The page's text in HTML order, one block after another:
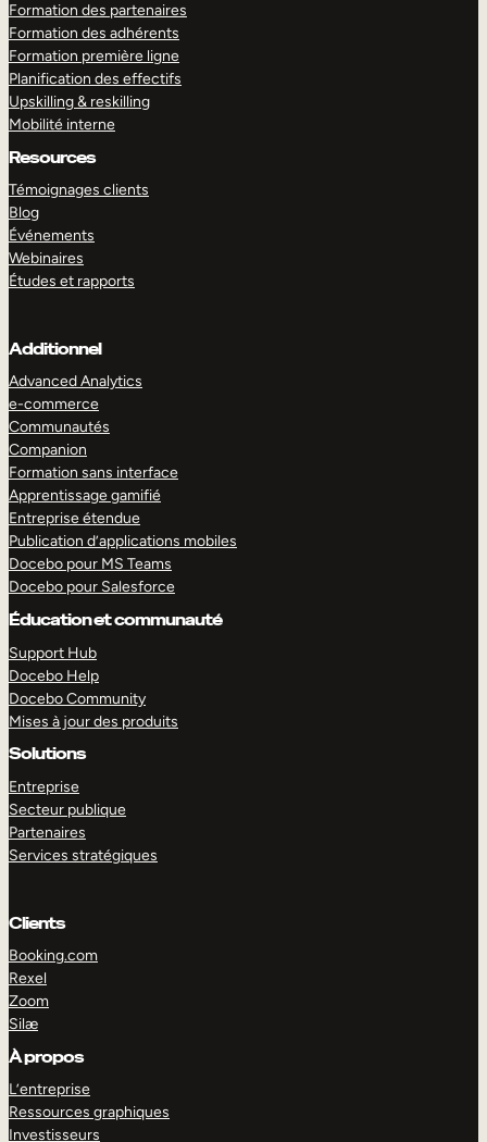
Formation des partenaires
Formation des adhérents
Formation première ligne
Planification des effectifs
Upskilling & reskilling
Mobilité interne
Resources
Témoignages clients
Blog
Événements
Webinaires
Études et rapports
Additionnel
Advanced Analytics
e-commerce
Communautés
Companion
Formation sans interface
Apprentissage gamifié
Entreprise étendue
Publication d’applications mobiles
Docebo pour MS Teams
Docebo pour Salesforce
Éducation et communauté
Support Hub
Docebo Help
Docebo Community
Mises à jour des produits
Solutions
Entreprise
Secteur publique
Partenaires
Services stratégiques
Clients
Booking.com
Rexel
Zoom
Silæ
À propos
L’entreprise
Ressources graphiques
Investisseurs